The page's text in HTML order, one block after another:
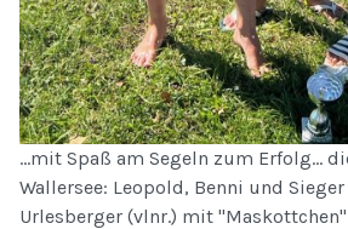
...mit Spaß am Segeln zum Erfolg...
Wallersee: Leopold, Benni und
Urlesberger (vlnr.) mit